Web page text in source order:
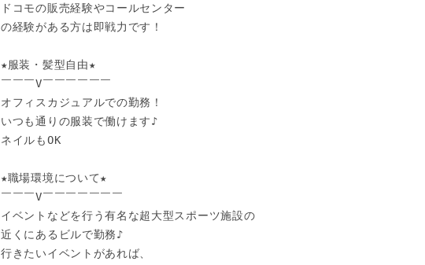
ドコモの販売経験やコールセンター
の経験がある方は即戦力です！
★服装・髪型自由★
￣￣￣V￣￣￣￣￣￣
オフィスカジュアルでの勤務！
いつも通りの服装で働けます♪
ネイルもOK
★職場環境について★
￣￣￣V￣￣￣￣￣￣￣
イベントなどを行う有名な超大型スポーツ施設の
近くにあるビルで勤務♪
行きたいイベントがあれば、